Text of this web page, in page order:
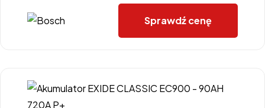
Sprawdź cenę